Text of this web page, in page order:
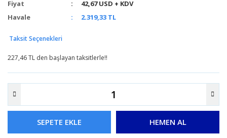
Fiyat
42,67 USD + KDV
Havale
2.319,33 TL
Taksit Seçenekleri
227,46 TL den başlayan taksitlerle!!
SEPETE EKLE HEMEN AL